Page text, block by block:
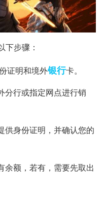
下步骤：
证明和境外银行卡。
分行或指定网点进行销
供身份证明，并确认您的
余额，若有，需要先取出